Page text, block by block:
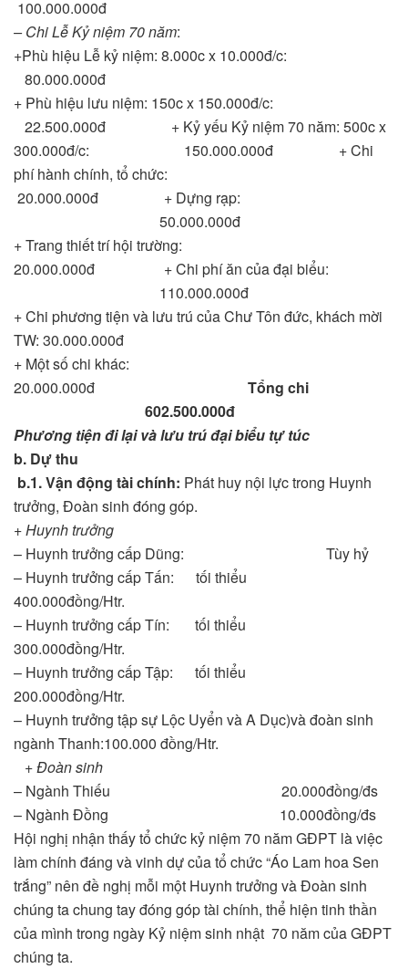
100.000.000đ
– Chi Lễ Kỷ niệm 70 năm:
+Phù hiệu Lễ kỷ niệm: 8.000c x 10.000đ/c:
80.000.000đ
+ Phù hiệu lưu niệm: 150c x 150.000đ/c:
22.500.000đ + Kỷ yếu Kỷ niệm 70 năm: 500c x
300.000đ/c: 150.000.000đ + Chi
phí hành chính, tổ chức:
20.000.000đ + Dựng rạp:
50.000.000đ
+ Trang thiết trí hội trường:
20.000.000đ + Chi phí ăn của đại biểu:
110.000.000đ
+ Chi phương tiện và lưu trú của Chư Tôn đức, khách mời
TW: 30.000.000đ
+ Một số chi khác:
20.000.000đ Tổng chi
602.500.000đ
Phương tiện đi lại và lưu trú đại biểu tự túc
b. Dự thu
b.1. Vận động tài chính: Phát huy nội lực trong Huynh
trưởng, Đoàn sinh đóng góp.
+Huynh trưởng
– Huynh trưởng cấp Dũng: Tùy hỷ
– Huynh trưởng cấp Tấn: tối thiểu
400.000đồng/Htr.
– Huynh trưởng cấp Tín: tối thiểu
300.000đồng/Htr.
– Huynh trưởng cấp Tập: tối thiểu
200.000đồng/Htr.
– Huynh trưởng tập sự Lộc Uyển và A Dục)và đoàn sinh
ngành Thanh:100.000 đồng/Htr.
+ Đoàn sinh
– Ngành Thiếu 20.000đồng/đs
– Ngành Đồng 10.000đồng/đs
Hội nghị nhận thấy tổ chức kỷ niệm 70 năm GĐPT là việc
làm chính đáng và vinh dự của tổ chức “Áo Lam hoa Sen
trắng” nên đề nghị mỗi một Huynh trưởng và Đoàn sinh
chúng ta chung tay đóng góp tài chính, thể hiện tinh thần
của mình trong ngày Kỷ niệm sinh nhật 70 năm của GĐPT
chúng ta.